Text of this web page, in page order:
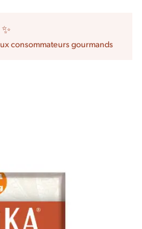
✨
consommateurs gourmands